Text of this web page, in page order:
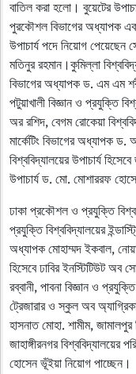
বাতিল করা হলো। বুয়েটের
পুরকৌশল বিভাগের অধ্যাপক
উপাচার্য পদে নিয়োগ
মতিনুর রহমান।কুমিল্লা
বিভাগের অধ্যাপক ড. এম এম
পটুয়াখালী বিজ্ঞান ও প্রযুক্তি
অর রশিদ, বেগম রোকেয়া
মার্কেটিং বিভাগের অধ্যাপক
বিশ্ববিদ্যালয়ের উপাচার্য
উপাচার্য ড. মো. মোশাররফ
ঢাকা প্রকৌশল ও প্রযুক্তি
প্রযুক্তি বিশ্ববিদ্যালয়ের
অধ্যাপক মোহাম্মদ ইকবাল,
হিসেবে ঢাবির ইনস্টিটিউট অব
রব্বানী, পাবনা বিজ্ঞান ও
ট্রেজারার ও স্কুল অব
হাসনাত মোহা. শামীম, জামালপুর
জাহাঙ্গীরনগর বিশ্ববিদ্যালয়ের
হোসেন ভূঁইয়া নিয়োগ পাচ্ছেন।